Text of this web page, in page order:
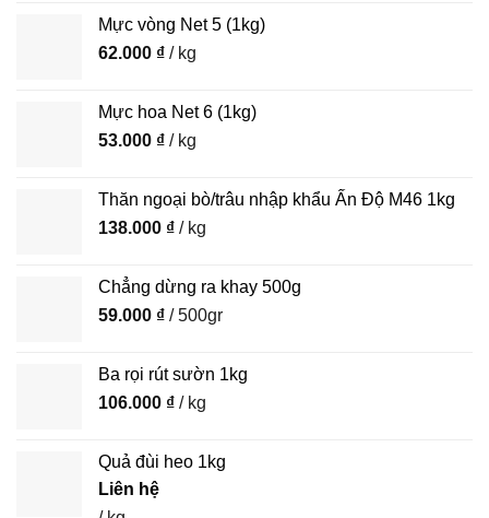
Mực vòng Net 5 (1kg)
62.000 ₫ / kg
Mực hoa Net 6 (1kg)
53.000 ₫ / kg
Thăn ngoại bò/trâu nhập khẩu Ấn Độ M46 1kg
138.000 ₫ / kg
Chẳng dừng ra khay 500g
59.000 ₫ / 500gr
Ba rọi rút sườn 1kg
106.000 ₫ / kg
Quả đùi heo 1kg
Liên hệ